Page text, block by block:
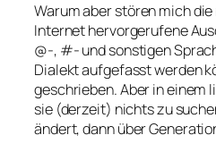
Warum aber stören mich
Internet hervorgerufene
@-, #- und sonstigen
Dialekt aufgefasst werden
geschrieben. Aber in einem
sie (derzeit) nichts zu
ändert, dann über